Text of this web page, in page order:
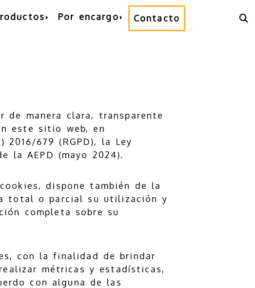
Por encargo Contacto
manera clara, transparente
este sitio web, en
679 (RGPD), la Ley
la AEPD (mayo 2024).
dispone también de la
total o parcial su utilización y
completa sobre su
con la finalidad de brindar
métricas y estadísticas,
con alguna de las